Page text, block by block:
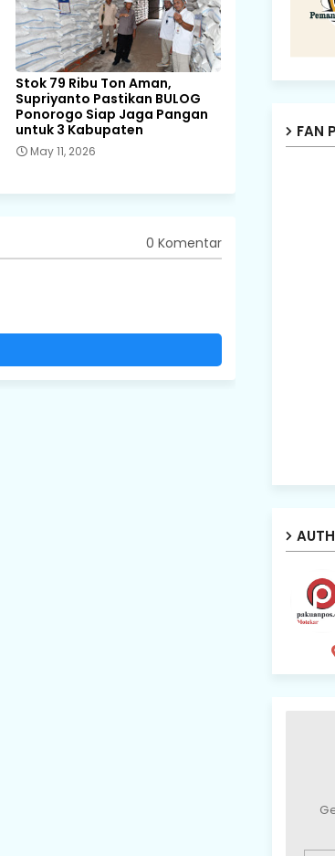
Stok 79 Ribu Ton Aman,
Supriyanto Pastikan BULOG
Ponorogo Siap Jaga Pangan
untuk 3 Kabupaten
May 11, 2026
0 Komentar
FAN